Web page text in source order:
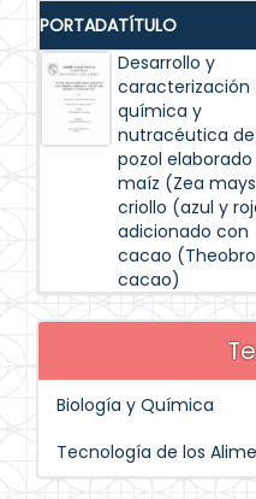
PORTADATÍTULO
Desarrollo y
caracterización
química y
nutracéutica
pozol
maíz (Zea mays
criollo (azul y
adicionado con
cacao
cacao)
Biología y Química
Tecnología de los